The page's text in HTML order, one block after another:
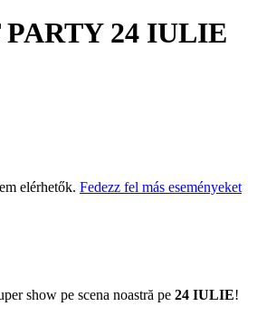
24 IULIE
elérhetők. Fedezz fel más eseményeket
show pe scena noastră pe 24 IULIE!